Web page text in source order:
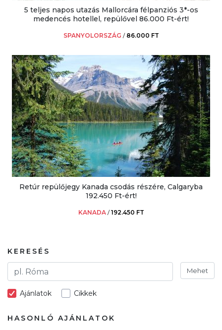
5 teljes napos utazás Mallorcára félpanziós 3*-os
medencés hotellel, repülővel 86.000 Ft-ért!
SPANYOLORSZÁG / 86.000 FT
Retúr repülőjegy Kanada csodás részére, Calgaryba
192.450 Ft-ért!
KANADA /192.450 FT
KERESÉS
Mehet
Ajánlatok Cikkek
HASONLÓ AJÁNLATOK